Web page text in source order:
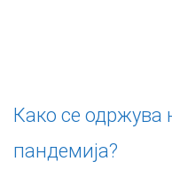
Како се одржува
пандемија?